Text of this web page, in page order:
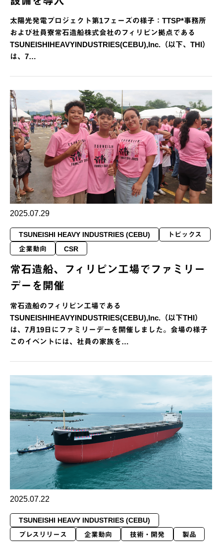
太陽光発電プロジェクト第1フェーズの様子：TTSP*事務所
および社員寮常石造船株式会社のフィリピン拠点である
TSUNEISHIHEAVYINDUSTRIES(CEBU),Inc.（以下、THI）
は、7…
2025.07.29
TSUNEISHI HEAVY INDUSTRIES (CEBU)
トピックス
企業動向
CSR
常石造船、フィリピン工場でファミリー
デーを開催
常石造船のフィリピン工場である
TSUNEISHIHEAVYINDUSTRIES(CEBU),Inc.（以下THI）
は、7月19日にファミリーデーを開催しました。会場の様子
このイベントには、社員の家族を…
2025.07.22
TSUNEISHI HEAVY INDUSTRIES (CEBU)
プレスリリース
企業動向 技術・開発 製品